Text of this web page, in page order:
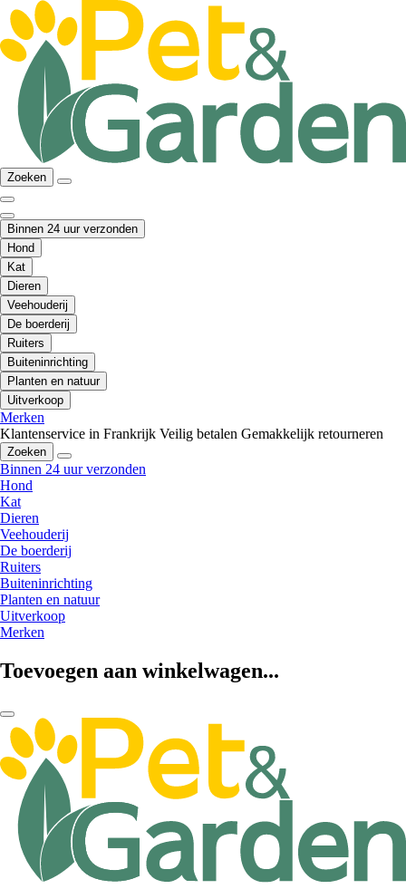
Zoeken
Binnen 24 uur verzonden
Hond
Kat
Dieren
Veehouderij
De boerderij
Ruiters
Buiteninrichting
Planten en natuur
Uitverkoop
Merken
Klantenservice in Frankrijk Veilig betalen Gemakkelijk retourneren
Zoeken
Binnen 24 uur verzonden
Hond
Kat
Dieren
Veehouderij
De boerderij
Ruiters
Buiteninrichting
Planten en natuur
Uitverkoop
Merken
Toevoegen aan winkelwagen...